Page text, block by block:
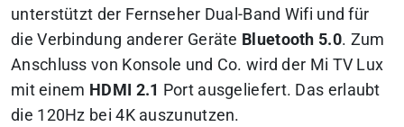
unterstützt der Fernseher Dual-Band Wifi und für
die Verbindung anderer Geräte Bluetooth 5.0. Zum
Anschluss von Konsole und Co. wird der Mi TV Lux
mit einem HDMI 2.1 Port ausgeliefert. Das erlaubt
die 120Hz bei 4K auszunutzen.